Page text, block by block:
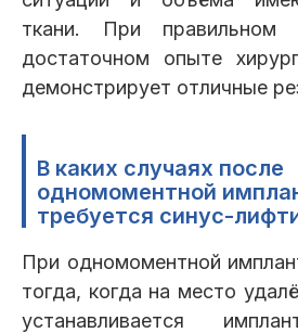
Вопросы и ответы Награды
Гарантии Информация
Сотрудники
ткани. При правильном
достаточном опыте
демонстрирует отличные
В каких случаях после
одномоментной
требуется синус-
При одномоментной
тогда, когда на место
устанавливается